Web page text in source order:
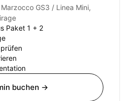
GS3 / Linea Mini,
Paket 1 + 2
buchen →